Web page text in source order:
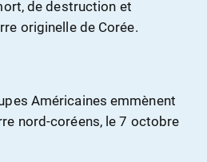
de destruction et
originelle de Corée.
Américaines emmènent
nord-coréens, le 7 octobre